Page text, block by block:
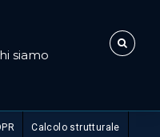
siamo
Calcolo strutturale